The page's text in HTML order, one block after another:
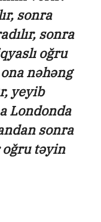
sonra
sonra
oğru
nəhəng
yeyib
Londonda
sonra
oğru təyin